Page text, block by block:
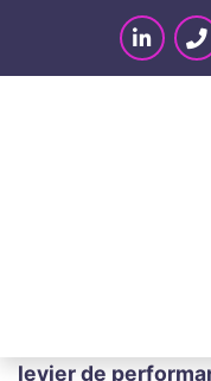
[
levier de